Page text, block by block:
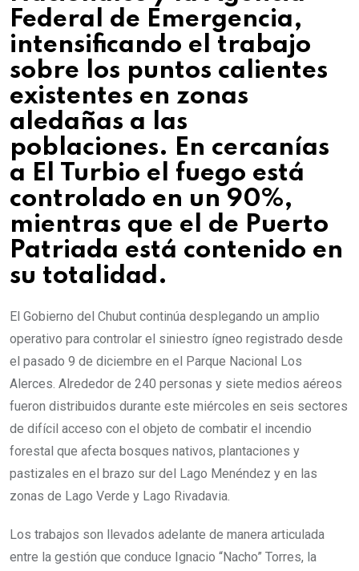
Federal de Emergencia,
intensificando el trabajo
sobre los puntos calientes
existentes en zonas
aledañas a las
poblaciones. En cercanías
a El Turbio el fuego está
controlado en un 90%,
mientras que el de Puerto
Patriada está contenido en
su totalidad.
El Gobierno del Chubut continúa desplegando un amplio
operativo para controlar el siniestro ígneo registrado desde
el pasado 9 de diciembre en el Parque Nacional Los
Alerces. Alrededor de 240 personas y siete medios aéreos
fueron distribuidos durante este miércoles en seis sectores
de difícil acceso con el objeto de combatir el incendio
forestal que afecta bosques nativos, plantaciones y
pastizales en el brazo sur del Lago Menéndez y en las
zonas de Lago Verde y Lago Rivadavia.
Los trabajos son llevados adelante de manera articulada
entre la gestión que conduce Ignacio “Nacho” Torres, la